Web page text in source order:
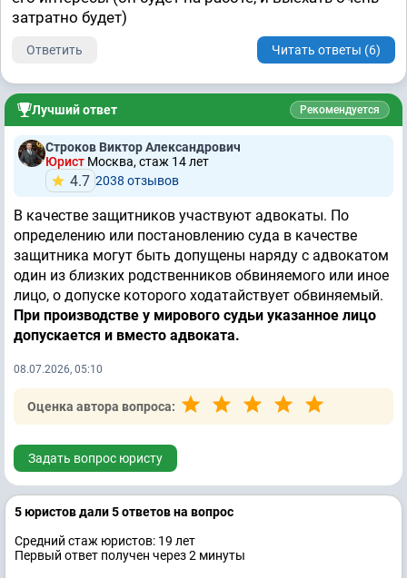
затратно будет)
Ответить Читать ответы (6)
Лучший ответ Рекомендуется
Строков Виктор Александрович
Юрист Москва, стаж 14 лет
4.7 2038 отзывов
В качестве защитников участвуют адвокаты. По
определению или постановлению суда в качестве
защитника могут быть допущены наряду с адвокатом
один из близких родственников обвиняемого или иное
лицо, о допуске которого ходатайствует обвиняемый.
При производстве у мирового судьи указанное лицо
допускается и вместо адвоката.
08.07.2026, 05:10
Оценка автора вопроса:
Задать вопрос юристу
5 юристов дали 5 ответов на вопрос
Средний стаж юристов: 19 лет
Первый ответ получен через 2 минуты